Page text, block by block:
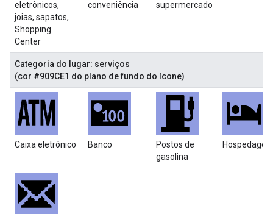
eletrônicos,
joias, sapatos,
Shopping
Center
conveniência supermercado
Categoria do lugar: serviços
(cor #909CE1 do plano de fundo do ícone)
Caixa eletrônico Banco
Postos de
gasolina